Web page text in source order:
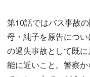
第10話ではバス事故
母・純子を原告につ
の過失事故として既
能に近いこと。警察